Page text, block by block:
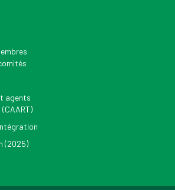
agents
(2025)